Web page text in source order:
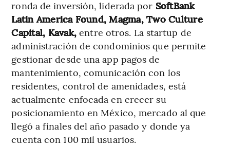
ronda de inversión, liderada por SoftBank
Latin America Found, Magma, Two Culture
Capital, Kavak,entre otros. La startup de
administración de condominios que permite
gestionar desde una app pagos de
mantenimiento, comunicación con los
residentes, control de amenidades, está
actualmente enfocada en crecer su
posicionamiento en México, mercado al que
llegó a finales del año pasado y donde ya
cuenta con 100 mil usuarios.